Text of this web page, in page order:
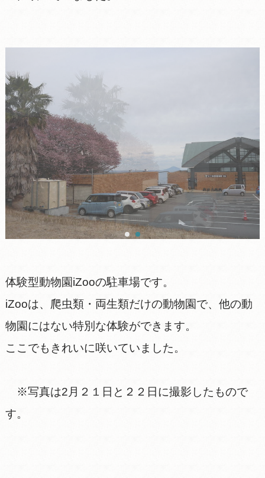
体験型動物園iZooの駐車場です。
iZooは、爬虫類・両生類だけの動物園で、他の動
物園にはない特別な体験ができます。
ここでもきれいに咲いていました。
※写真は2月２１日と２２日に撮影したもので
す。